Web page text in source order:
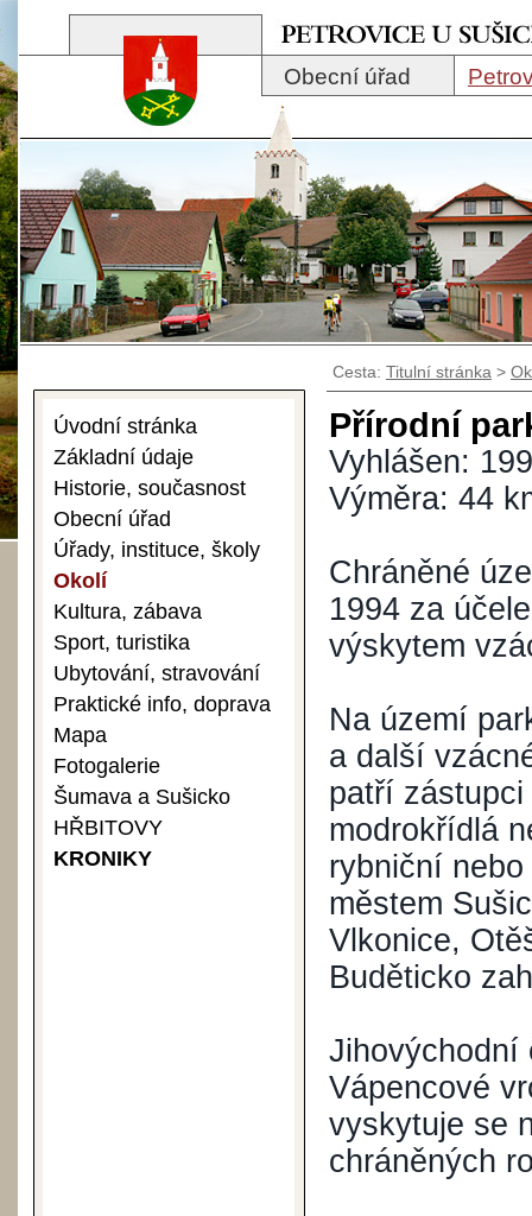
Obecní úřad
Cesta: Titulní stránka >
Úvodní stránka
Základní údaje
Historie, současnost
Obecní úřad
Úřady, instituce, školy
Okolí
Kultura, zábava
Sport, turistika
Ubytování, stravování
Praktické info, doprava
Mapa
Fotogalerie
Šumava a Sušicko
HŘBITOVY
KRONIKY
Přírodní
Vyhlášen:
Výměra: 44
Chráněné
1994 za
výskytem
Na území
a další
patří
modrokřídlá
rybniční
městem
Vlkonice,
Buděticko
Jihovýchodní
Vápencové
vyskytuje se
chráněných